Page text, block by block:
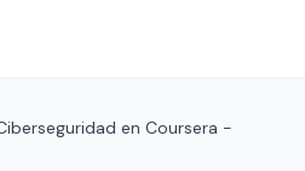
en Coursera -